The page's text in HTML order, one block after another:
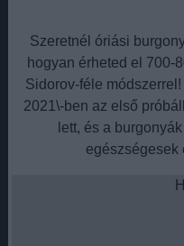
Szeretnél óriási
hogyan érheted el 700-
Sidorov-féle
2021\-ben az első
lett, és a
egészségesek